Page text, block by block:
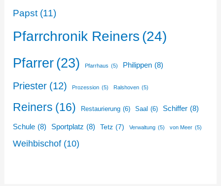
Papst (11)
Pfarrchronik Reiners (24)
Pfarrer(23) Pfarrhaus (5) Philippen (8)
Priester (12) Prozession (5) Ralshoven (5)
Reiners (16) Restaurierung (6) Saal (6) Schiffer (8)
Schule (8) Sportplatz (8) Tetz (7) Verwaltung (5) von Meer (5)
Weihbischof (10)